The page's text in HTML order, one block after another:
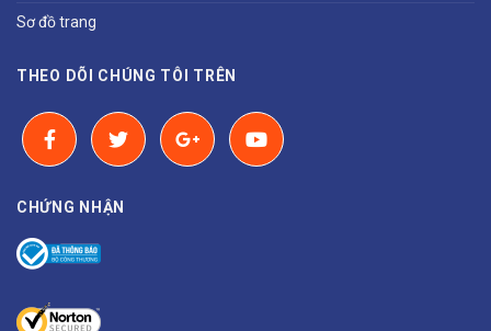
Sơ đồ trang
THEO DÕI CHÚNG TÔI TRÊN
CHỨNG NHẬN